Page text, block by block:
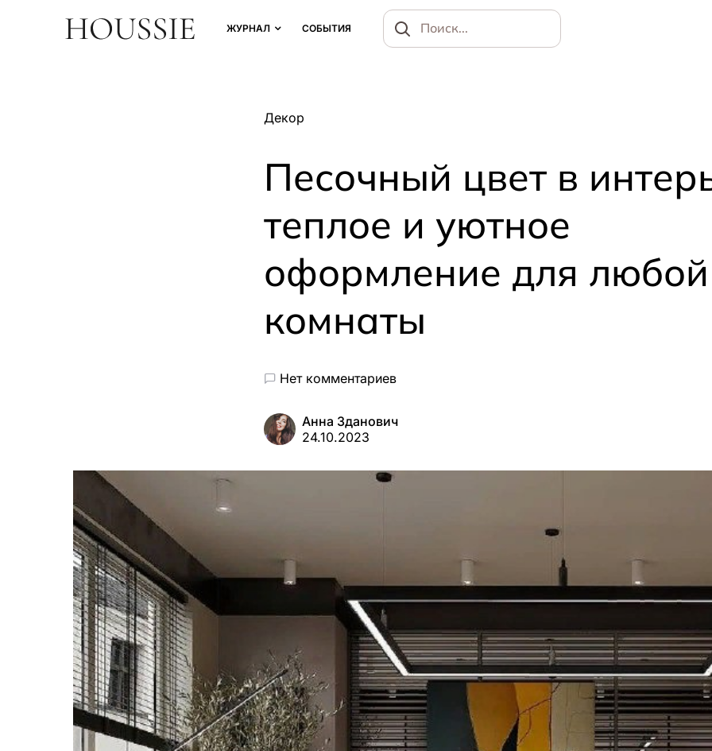
ЖУРНАЛ СОБЫТИЯ
Найти
Декор
Песочный цвет в
теплое и уютное
оформление для любой
комнаты
Нет комментариев
Анна Зданович
24.10.2023